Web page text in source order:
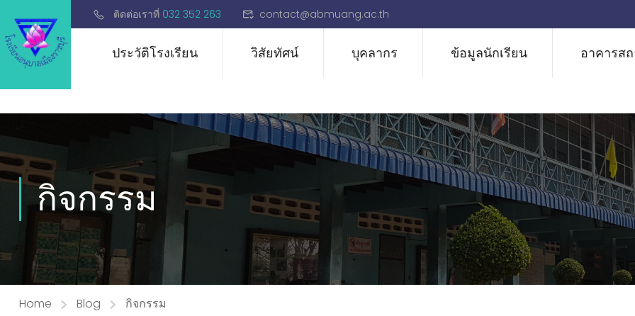
ติดต่อเราที่ 032 352 263 contact@abmuang.ac.th
ประวัติโรงเรียน วิสัยทัศน์ บุคลากร ข้อมูลนักเรียน อาคารส
กิจกรรม
Home Blog กิจกรรม